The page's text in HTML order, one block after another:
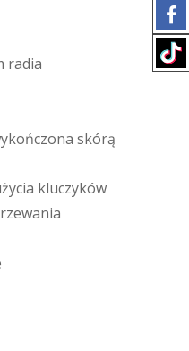
radia
ykończona skórą
życia kluczyków
rzewania